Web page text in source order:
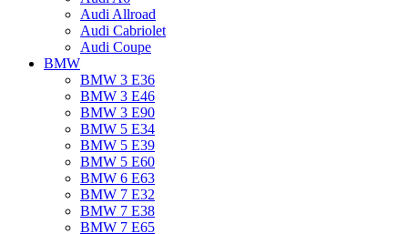
Audi Allroad
Audi Cabriolet
Audi Coupe
BMW
BMW 3 E36
BMW 3 E46
BMW 3 E90
BMW 5 E34
BMW 5 E39
BMW 5 E60
BMW 6 Е63
BMW 7 Е32
BMW 7 Е38
BMW 7 Е65